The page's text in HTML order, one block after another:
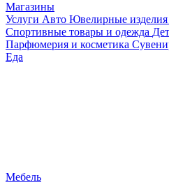
Магазины
Услуги Авто Ювелирные изделия
Спортивные товары и одежда
Парфюмерия и косметика
Еда
Мебель